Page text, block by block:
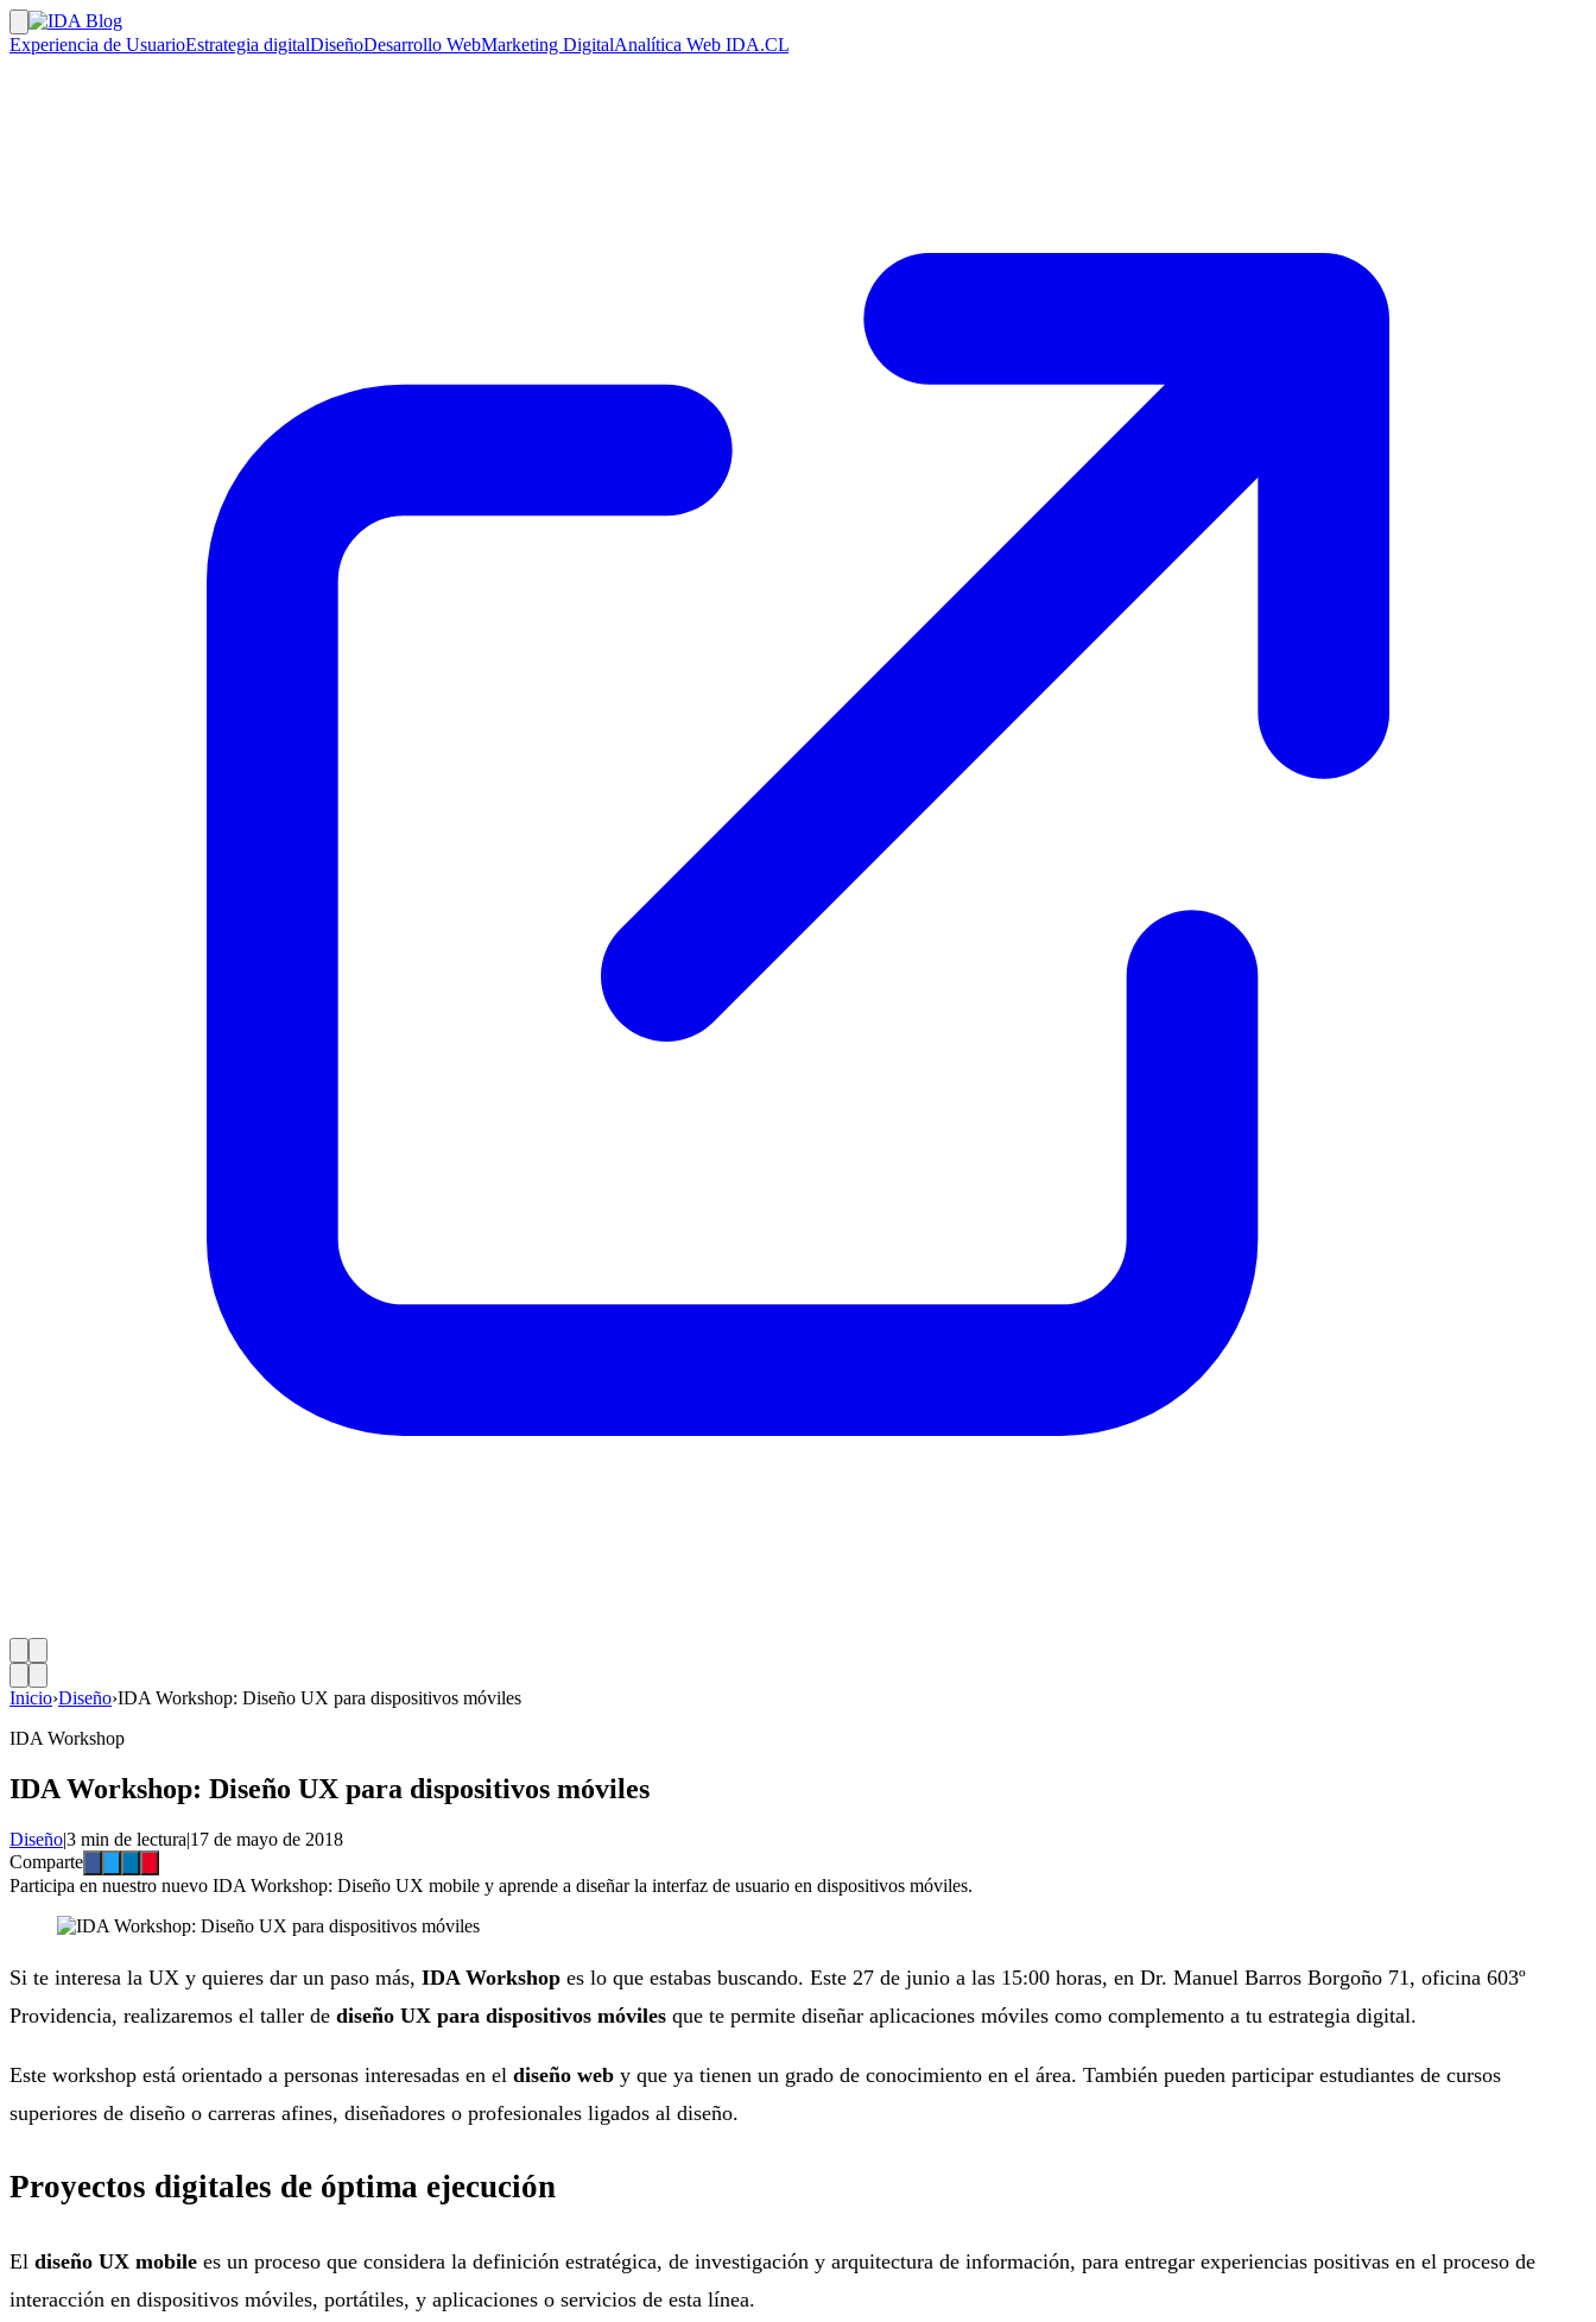
Experiencia de UsuarioEstrategia digitalDiseñoDesarrollo WebMarketing DigitalAnalítica Web IDA.CL
Inicio›Diseño›IDA Workshop: Diseño UX para dispositivos móviles
IDA Workshop
IDA Workshop: Diseño UX para dispositivos móviles
Diseño|3 min de lectura|17 de mayo de 2018
Comparte
Participa en nuestro nuevo IDA Workshop: Diseño UX mobile y aprende a diseñar la interfaz de usuario en dispositivos móviles.
Si te interesa la UX y quieres dar un paso más, IDA Workshop es lo que estabas buscando. Este 27 de junio a las 15:00 horas, en Dr. Manuel Barros Borgoño 71, oficina 603º
Providencia, realizaremos el taller de diseño UX para dispositivos móviles que te permite diseñar aplicaciones móviles como complemento a tu estrategia digital.
Este workshop está orientado a personas interesadas en el diseño web y que ya tienen un grado de conocimiento en el área. También pueden participar estudiantes de cursos
superiores de diseño o carreras afines, diseñadores o profesionales ligados al diseño.
Proyectos digitales de óptima ejecución
El diseño UX mobile es un proceso que considera la definición estratégica, de investigación y arquitectura de información, para entregar experiencias positivas en el proceso de
interacción en dispositivos móviles, portátiles, y aplicaciones o servicios de esta línea.